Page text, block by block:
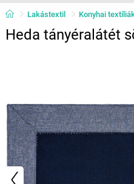
Lakástextil Konyhai
Heda tányéralátét